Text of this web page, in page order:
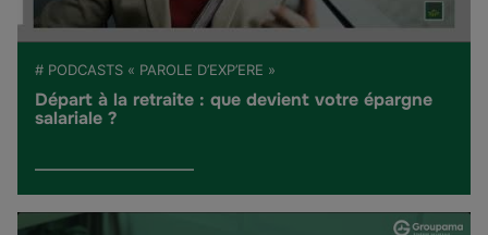
# PODCASTS « PAROLE D’EXP’ERE »
Départ à la retraite : que devient votre épargne
salariale ?